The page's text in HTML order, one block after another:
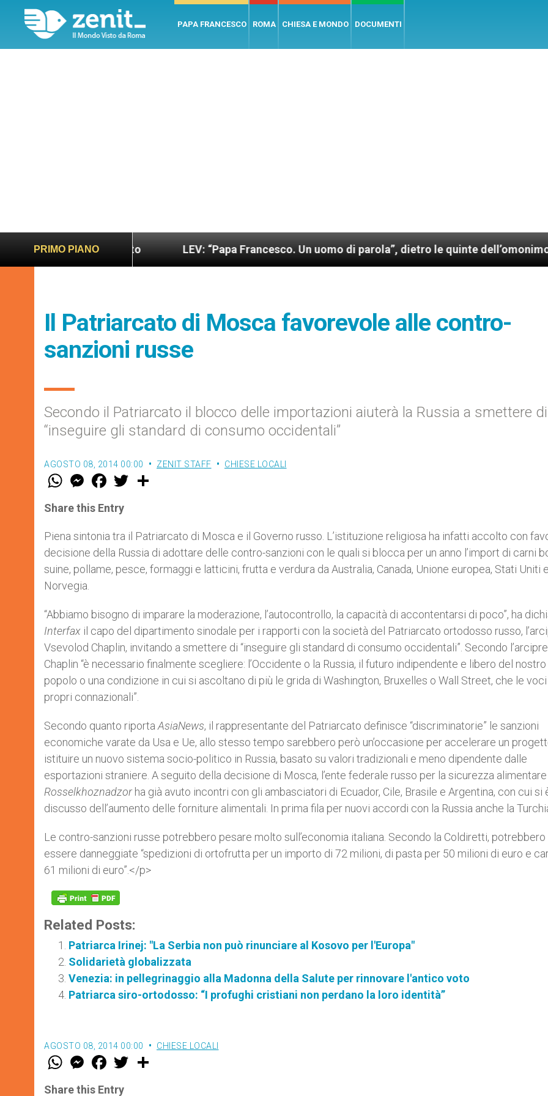
PAPA FRANCESCO ROMA CHIESA E MONDO DOCUMENTI
PRIMO PIANO
sano e giusto LEV: “Papa Francesco. Un uomo di parola”, dietro le quinte dell’omonimo film di
Il Patriarcato di Mosca favorevole alle contro-
sanzioni russe
Secondo il Patriarcato il blocco delle importazioni aiuterà la Russia a smettere di
“inseguire gli standard di consumo occidentali”
AGOSTO 08, 2014 00:00 ZENIT STAFF CHIESE LOCALI
W
t
s
p
p
M
e
s
e
g
e
r
F
a
e
b
o
k
w
r
Share this Entry
Piena sintonia tra il Patriarcato di Mosca e il Governo russo. L’istituzione religiosa ha infatti accolto con
decisione della Russia di adottare delle contro-sanzioni con le quali si blocca per un anno l’import di carni
suine, pollame, pesce, formaggi e latticini, frutta e verdura da Australia, Canada, Unione europea, Stati Uniti e
Norvegia.
“Abbiamo bisogno di imparare la moderazione, l’autocontrollo, la capacità di accontentarsi di poco”, ha
Interfax il capo del dipartimento sinodale per i rapporti con la società del Patriarcato ortodosso russo,
Vsevolod Chaplin, invitando a smettere di “inseguire gli standard di consumo occidentali”. Secondo
Chaplin “è necessario finalmente scegliere: l’Occidente o la Russia, il futuro indipendente e libero del nostro
popolo o una condizione in cui si ascoltano di più le grida di Washington, Bruxelles o Wall Street, che le
propri connazionali”.
Secondo quanto riporta AsiaNews, il rappresentante del Patriarcato definisce “discriminatorie” le sanzioni
economiche varate da Usa e Ue, allo stesso tempo sarebbero però un’occasione per accelerare un
istituire un nuovo sistema socio-politico in Russia, basato su valori tradizionali e meno dipendente dalle
esportazioni straniere. A seguito della decisione di Mosca, l’ente federale russo per la sicurezza alimentare
Rosselkhoznadzorha già avuto incontri con gli ambasciatori di Ecuador, Cile, Brasile e Argentina, con cui si
discusso dell’aumento delle forniture alimentali. In prima fila per nuovi accordi con la Russia anche la
Le contro-sanzioni russe potrebbero pesare molto sull’economia italiana. Secondo la Coldiretti, potrebbero
essere danneggiate “spedizioni di ortofrutta per un importo di 72 milioni, di pasta per 50 milioni di euro e
61 milioni di euro”.</p>
Related Posts:
Patriarca Irinej: "La Serbia non può rinunciare al Kosovo per l'Europa"
Solidarietà globalizzata
Venezia: in pellegrinaggio alla Madonna della Salute per rinnovare l'antico voto
Patriarca siro-ortodosso: “I profughi cristiani non perdano la loro identità”
AGOSTO 08, 2014 00:00 CHIESE LOCALI
W
t
M
e
s
F
a
e
w
Share this Entry